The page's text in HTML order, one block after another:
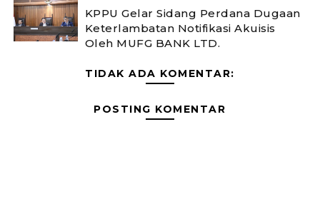
KPPU Gelar Sidang Perdana Dugaan
Keterlambatan Notifikasi Akuisis
Oleh MUFG BANK LTD.
TIDAK ADA KOMENTAR:
POSTING KOMENTAR